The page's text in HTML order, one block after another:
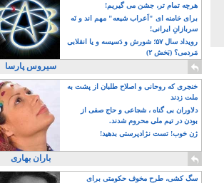
هرچه تمام تر، جشن می گیریم!
برای خامنه ای "اَعراب شیعه" مهم اند و نَه
سربازانِ ایرانی!
رویداد سال ۵۷؛ شورش و دَسیسه و یا انقلابی
مَردمی؟ (بَخش ۲)
سیروس پارسا
خنجری که روحانی و اصلاح طلبان از پشت به
ملت زدند
دلاوران بی گناه ، شجاعی و حاج صفی از
بودن در تیم ملی محروم شدند.
ژن خوب! تست نژادپرستی بدهید!
باران بهاری
سگ کشی، طرح مخوف حکومتی برای